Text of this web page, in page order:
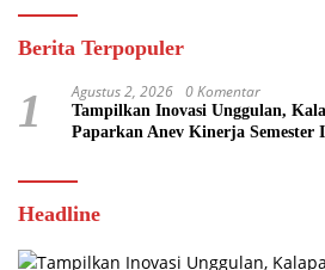
Berita Terpopuler
1 Agustus 2, 2026 0 Komentar
Tampilkan Inovasi Unggulan,
Paparkan Anev Kinerja Semester
Headline